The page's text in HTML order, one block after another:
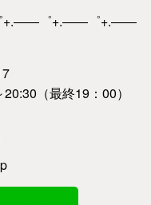
+.――゜+.――゜+.――
（最終19：00）